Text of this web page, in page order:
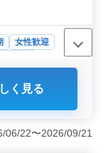
事施工管理技士
女性歓迎
件での勤務
長期にわたり
アップの機
機会がありま
く見る
22〜2026/09/21